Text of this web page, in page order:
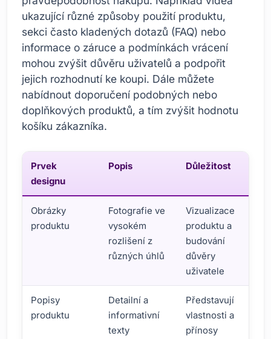
ukazující různé způsoby použití produktu,
sekci často kladených dotazů (FAQ) nebo
informace o záruce a podmínkách vrácení
mohou zvýšit důvěru uživatelů a podpořit
jejich rozhodnutí ke koupi. Dále můžete
nabídnout doporučení podobných nebo
doplňkových produktů, a tím zvýšit hodnotu
košíku zákazníka.
Prvek
designu
Popis Důležitost
Obrázky
produktu
Fotografie ve
vysokém
rozlišení z
různých úhlů
Vizualizace
produktu a
budování
důvěry
uživatele
Popisy
produktu
Detailní a
informativní
texty
Představují
vlastnosti a
přínosy